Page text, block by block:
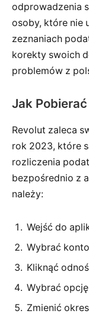
odprowadzenia
osoby, które nie
zeznaniach
korekty swoich
problemów z
Jak
Revolut zaleca
rok 2023, które
rozliczenia
bezpośrednio z
należy:
Wejść do
Wybrać
Kliknąć
Wybrać opcję
Zmienić